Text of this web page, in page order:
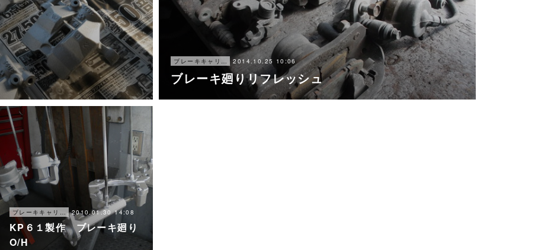
ブレーキキャリパー オーバーホール 2014.10.25 10:06
ブレーキ廻りリフレッシュ
ブレーキキャリパー オーバーホール 2010.01.30 14:08
KP６１製作 ブレーキ廻り
O/H